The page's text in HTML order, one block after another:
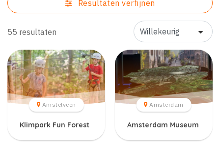
Resultaten verfijnen
55 resultaten
Amstelveen
Klimpark Fun Forest
Amsterdam
Amsterdam Museum